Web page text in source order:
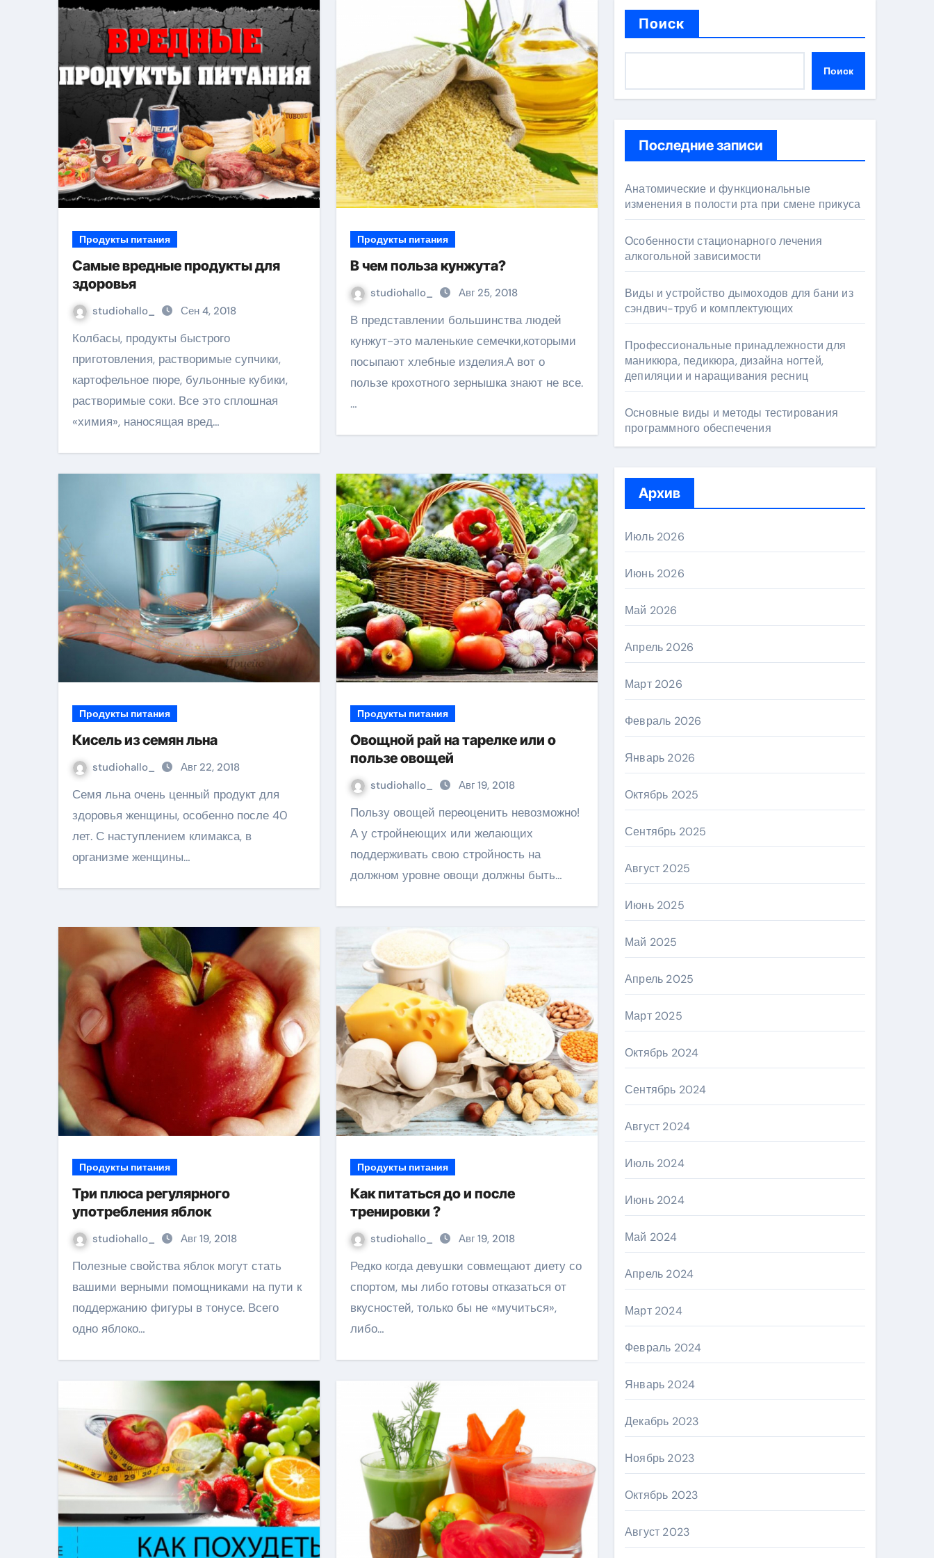
ресниц
Продукты питания
Самые вредные продукты для
здоровья
studiohallo_ Сен 4, 2018
Колбасы, продукты быстрого
приготовления, растворимые супчики,
картофельное пюре, бульонные кубики,
растворимые соки. Все это сплошная
«химия», наносящая вред…
Продукты питания
В чем польза кунжута?
studiohallo_ Авг 25, 2018
В представлении большинства людей
кунжут-это маленькие семечки,которыми
посыпают хлебные изделия.А вот о
пользе крохотного зернышка знают не все.
…
Продукты питания
Кисель из семян льна
studiohallo_ Авг 22, 2018
Семя льна очень ценный продукт для
здоровья женщины, особенно после 40
лет. С наступлением климакса, в
организме женщины…
Продукты питания
Овощной рай на тарелке или о
пользе овощей
studiohallo_ Авг 19, 2018
Пользу овощей переоценить невозможно!
А у стройнеющих или желающих
поддерживать свою стройность на
должном уровне овощи должны быть…
Продукты питания
Три плюса регулярного
употребления яблок
studiohallo_ Авг 19, 2018
Полезные свойства яблок могут стать
вашими верными помощниками на пути к
поддержанию фигуры в тонусе. Всего
одно яблоко…
Продукты питания
Как питаться до и после
тренировки ?
studiohallo_ Авг 19, 2018
Редко когда девушки совмещают диету со
спортом, мы либо готовы отказаться от
вкусностей, только бы не «мучиться»,
либо…
Поиск
Поиск
Последние записи
Анатомические и функциональные
изменения в полости рта при смене прикуса
Особенности стационарного лечения
алкогольной зависимости
Виды и устройство дымоходов для бани из
сэндвич-труб и комплектующих
Профессиональные принадлежности для
маникюра, педикюра, дизайна ногтей,
депиляции и наращивания ресниц
Основные виды и методы тестирования
программного обеспечения
Архив
Июль 2026
Июнь 2026
Май 2026
Апрель 2026
Март 2026
Февраль 2026
Январь 2026
Октябрь 2025
Сентябрь 2025
Август 2025
Июнь 2025
Май 2025
Апрель 2025
Март 2025
Октябрь 2024
Сентябрь 2024
Август 2024
Июль 2024
Июнь 2024
Май 2024
Апрель 2024
Март 2024
Февраль 2024
Январь 2024
Декабрь 2023
Ноябрь 2023
Октябрь 2023
Август 2023